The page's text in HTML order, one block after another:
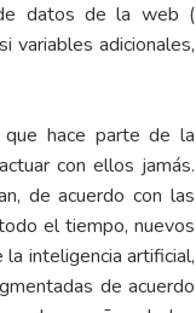
de datos de la web (
variables adicionales,
que hace parte de la
con ellos jamás.
de acuerdo con las
el tiempo, nuevos
inteligencia artificial,
de acuerdo